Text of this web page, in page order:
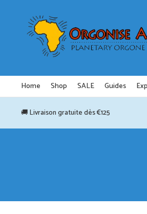
Home Shop SALE Guides
🚚 Livraison gratuite dès €125